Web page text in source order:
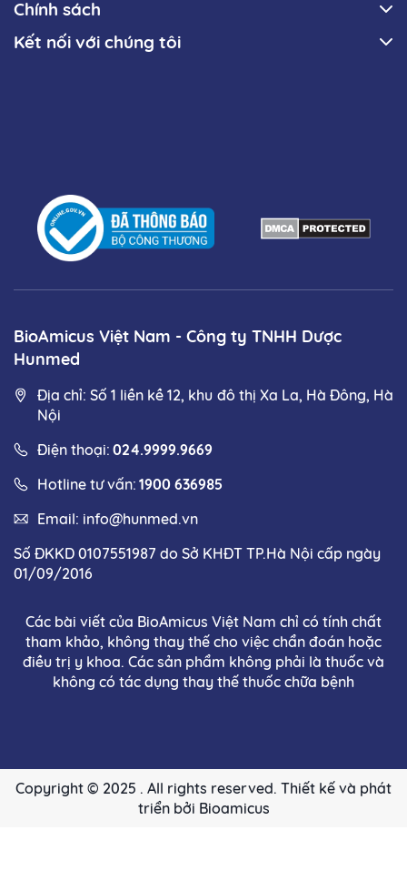
BioAmicus Việt Nam - Công ty TNHH Dược
Hunmed
Địa chỉ: Số 1 liền kề 12, khu đô thị Xa La, Hà Đông, Hà
Nội
Điện thoại: 024.9999.9669
Hotline tư vấn: 1900 636985
Email: info@hunmed.vn
Số ĐKKD 0107551987 do Sở KHĐT TP.Hà Nội cấp ngày
01/09/2016
Chính sách
Kết nối với chúng tôi
Các bài viết của BioAmicus Việt Nam chỉ có tính chất
tham khảo, không thay thế cho việc chẩn đoán hoặc
điều trị y khoa. Các sản phẩm không phải là thuốc và
không có tác dụng thay thế thuốc chữa bệnh
Copyright © 2025 . All rights reserved. Thiết kế và phát
triển bởi Bioamicus